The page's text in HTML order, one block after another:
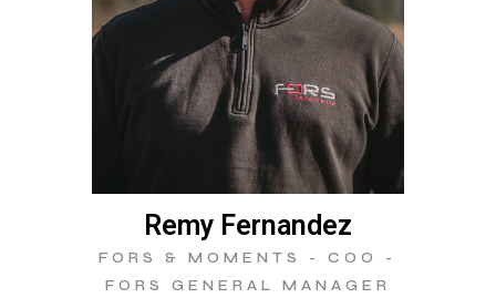
Remy Fernandez
FORS & MOMENTS - COO -
FORS GENERAL MANAGER